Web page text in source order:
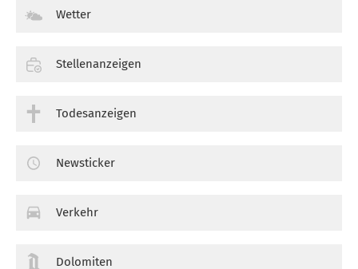
Wetter
Stellenanzeigen
Todesanzeigen
Newsticker
Verkehr
Dolomiten